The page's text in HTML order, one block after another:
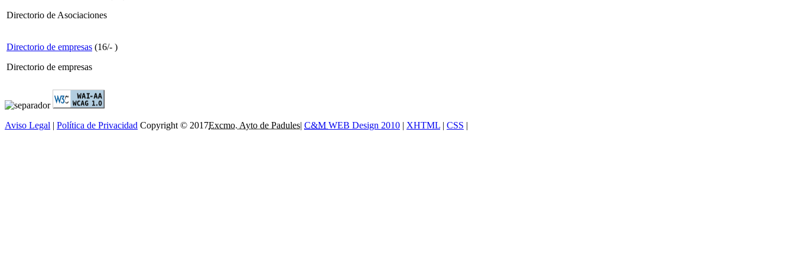
Directorio de Asociaciones
Directorio de empresas (16/- )
Directorio de empresas
Aviso Legal | Política de Privacidad Copyright © 2017Excmo. Ayto de Padules| C&M WEB Design 2010 | XHTML | CSS |